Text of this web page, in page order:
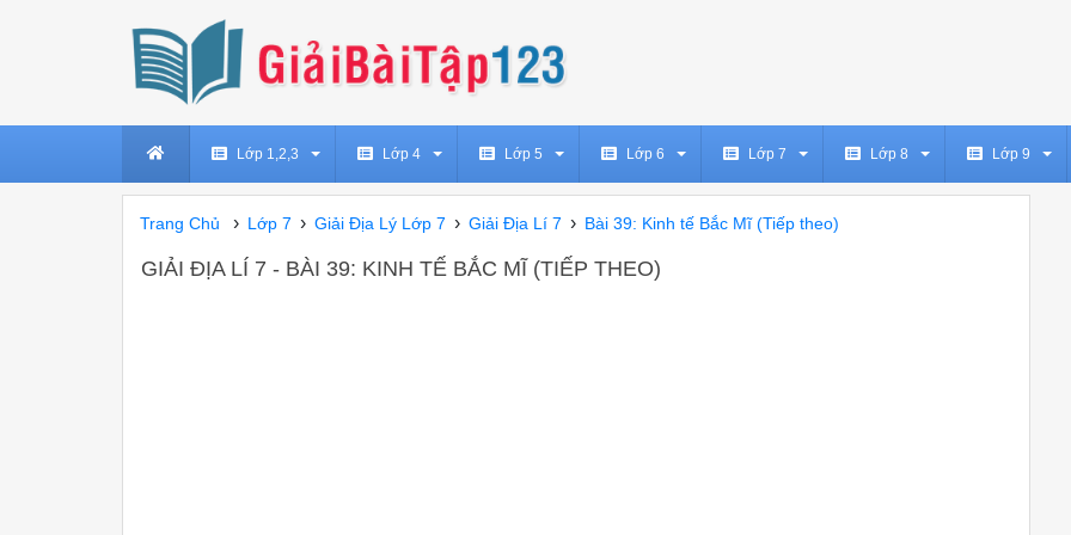
Lớp 1,2,3 Lớp 4 Lớp 5 Lớp 6 Lớp 7 Lớp 8 Lớp 9
Trang Chủ › Lớp 7 › Giải Địa Lý Lớp 7 › Giải Địa Lí 7 › Bài 39: Kinh tế Bắc Mĩ (Tiếp theo)
GIẢI ĐỊA LÍ 7 - BÀI 39: KINH TẾ BẮC MĨ (TIẾP THEO)